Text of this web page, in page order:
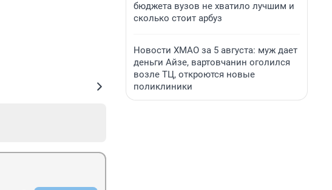
бюджета вузов не хватило лучшим и
сколько стоит арбуз
Новости ХМАО за 5 августа: муж дает
деньги Айзе, вартовчанин оголился
возле ТЦ, откроются новые
поликлиники